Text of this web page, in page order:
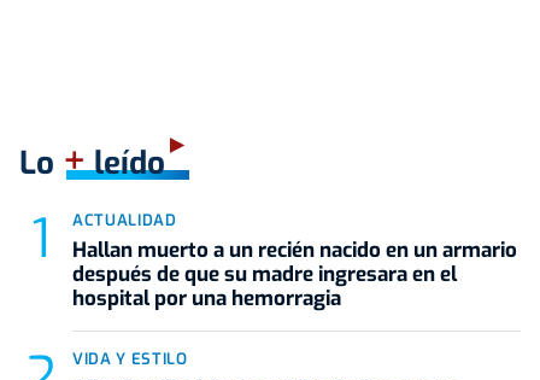
Lo +leído
ACTUALIDAD
Hallan muerto a un recién nacido en un armario
después de que su madre ingresara en el
hospital por una hemorragia
VIDA Y ESTILO